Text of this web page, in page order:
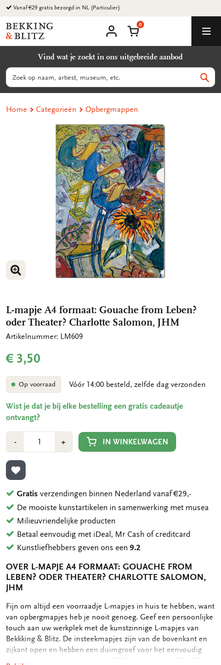
Ga
naar
content
Bekking
&
B.V.
account
Winkelmand
0
Vind wat je zoekt in ons uitgebreide aanbod
Zoeken
Home Categorieën Opbergmappen
VERGROOT AFBEELDING
L-mapje A4 formaat: Gouache from Leben?
oder Theater? Charlotte Salomon, JHM
Artikelnummer: LM609
€ 3,50
Op voorraad Vóór 14:00 besteld, zelfde dag verzonden
Wist je dat je bij elke bestelling een gratis cadeautje
ontvangt?
-Min
1
+Plus
1
IN WINKELWAGEN
TOEVOEGEN AAN VERLANGLIJST
Gratis verzendingen binnen Nederland vanaf €29,-
De mooiste kunstartikelen in samenwerking met musea
Milieuvriendelijke producten
Betaal eenvoudig met iDeal, Mr Cash of creditcard
Kunstliefhebbers geven ons een9.2
OVER L-MAPJE A4 FORMAAT: GOUACHE FROM
LEBEN? ODER THEATER? CHARLOTTE SALOMON,
JHM
OMSCHRIJVING
Fijn om altijd een voorraadje L-mapjes in huis te hebben, want
van opbergmapjes heb je nooit genoeg. Geef een persoonlijke
touch aan uw werkplek met de kunstzinnige L-mapjes van
Bekkking & Blitz. De insteekmapjes zijn van de bovenkant en
zijkant open en hebben een duimgroef voor het eenvoudig